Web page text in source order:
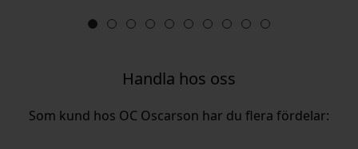
Handla hos oss
Som kund hos OC Oscarson har du flera fördelar: